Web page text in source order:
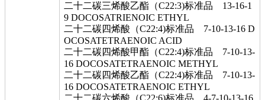
二十二碳三烯酸乙酯（C22:3)标准品 13-16-1
9 DOCOSATRIENOIC ETHYL
二十二碳四烯酸（C22:4)标准品 7-10-13-16 D
OCOSATETRAENOIC ACID
二十二碳四烯酸甲酯（C22:4)标准品 7-10-13-
16 DOCOSATETRAENOIC METHYL
二十二碳四烯酸乙酯（C22:4)标准品 7-10-13-
16 DOCOSATETRAENOIC ETHYL
二十二碳六烯酸（C22:6)标准品 4-7-10-13-16